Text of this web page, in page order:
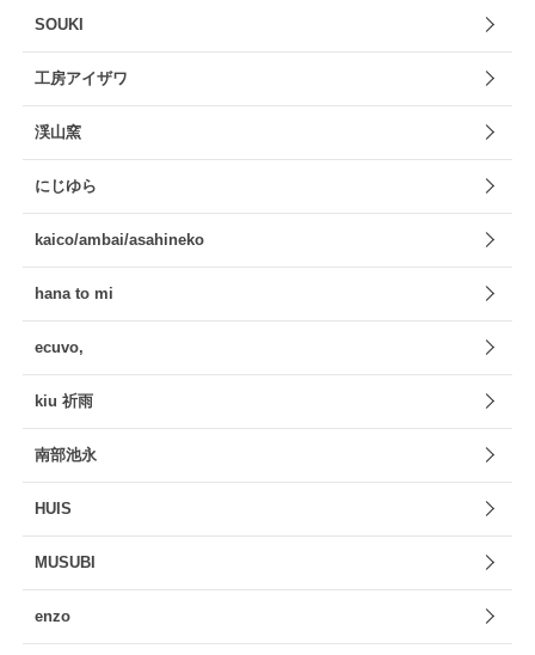
SOUKI
工房アイザワ
渓山窯
にじゆら
kaico/ambai/asahineko
hana to mi
ecuvo,
kiu 祈雨
南部池永
HUIS
MUSUBI
enzo